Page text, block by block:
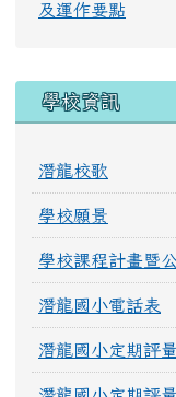
及運作要點
學校資訊
潛龍校歌
學校願景
學校課程計畫暨
潛龍國小電話表
潛龍國小定期評